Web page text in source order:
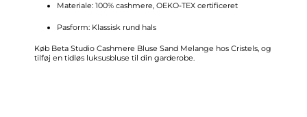
Materiale: 100% cashmere, OEKO-TEX certificeret
Pasform: Klassisk rund hals
Køb Beta Studio Cashmere Bluse Sand Melange hos Cristels, og
tilføj en tidløs luksusbluse til din garderobe.